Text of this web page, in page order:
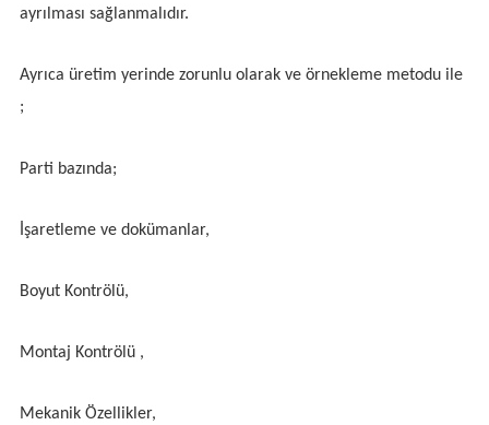
ayrılması sağlanmalıdır.
Ayrıca üretim yerinde zorunlu olarak ve örnekleme metodu ile
;
Parti bazında;
İşaretleme ve dokümanlar,
Boyut Kontrölü,
Montaj Kontrölü ,
Mekanik Özellikler,